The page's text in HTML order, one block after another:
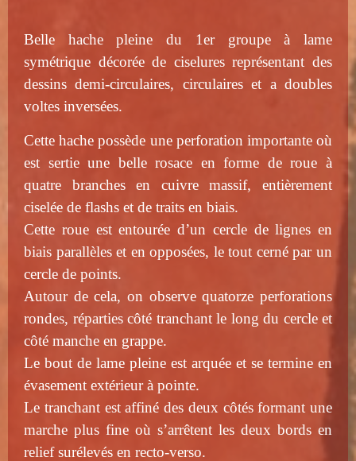
Belle hache pleine du 1er groupe à lame
symétrique décorée de ciselures représentant des
dessins demi-circulaires, circulaires et a doubles
voltes inversées.
Cette hache possède une perforation importante où
est sertie une belle rosace en forme de roue à
quatre branches en cuivre massif, entièrement
ciselée de flashs et de traits en biais.
Cette roue est entourée d’un cercle de lignes en
biais parallèles et en opposées, le tout cerné par un
cercle de points.
Autour de cela, on observe quatorze perforations
rondes, réparties côté tranchant le long du cercle et
côté manche en grappe.
Le bout de lame pleine est arquée et se termine en
évasement extérieur à pointe.
Le tranchant est affiné des deux côtés formant une
marche plus fine où s’arrêtent les deux bords en
relief surélevés en recto-verso.